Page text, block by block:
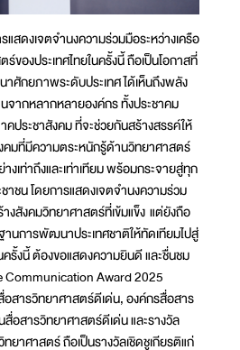
แสดงเจตจำนงความร่วมมือระหว่างเครือ
องประเทศไทยในครั้งนี้ ถือเป็นโอกาสที่
กยภาพระดับประเทศ ได้เห็นถึงพลัง
จากหลากหลายองค์กร ทั้งประชาคม
ประชาสังคม ที่จะช่วยกันสร้างสรรค์ให้
งคมที่มีความตระหนักรู้ด้านวิทยาศาสตร์
งเท่าถึงและเท่าเทียม พร้อมกระจายสู่ทุก
าชน โดยการแสดงเจตจำนงความร่วม
งสังคมวิทยาศาสตร์ที่เข้มแข็ง แต่ยังถือ
นการพัฒนาประเทศชาติให้ทัดเทียมไปสู่
รั้งนี้ ต้องขอแสดงความยินดี และชื่นชม
Communication Award 2025
อสารวิทยาศาสตร์ดีเด่น, องค์กรสื่อสาร
อสารวิทยาศาสตร์ดีเด่น และรางวัล
ยาศาสตร์ ถือเป็นรางวัลเชิดชูเกียรติแก่